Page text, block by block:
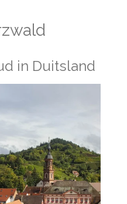
in Duitsland